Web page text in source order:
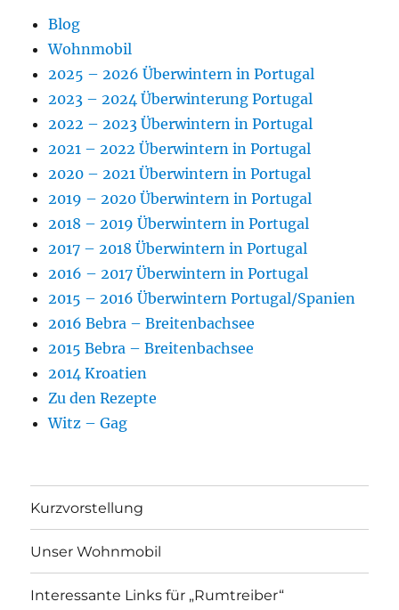
Blog
Wohnmobil
2025 – 2026 Überwintern in Portugal
2023 – 2024 Überwinterung Portugal
2022 – 2023 Überwintern in Portugal
2021 – 2022 Überwintern in Portugal
2020 – 2021 Überwintern in Portugal
2019 – 2020 Überwintern in Portugal
2018 – 2019 Überwintern in Portugal
2017 – 2018 Überwintern in Portugal
2016 – 2017 Überwintern in Portugal
2015 – 2016 Überwintern Portugal/Spanien
2016 Bebra – Breitenbachsee
2015 Bebra – Breitenbachsee
2014 Kroatien
Zu den Rezepte
Witz – Gag
Kurzvorstellung
Unser Wohnmobil
Interessante Links für „Rumtreiber“